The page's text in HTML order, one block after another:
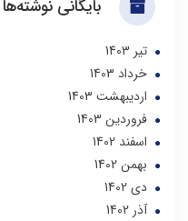
بایگانی نوشته‌ها
تير 1403
خرداد 1403
ارديبهشت 1403
فروردین 1403
اسفند 1402
بهمن 1402
دی 1402
آذر 1402